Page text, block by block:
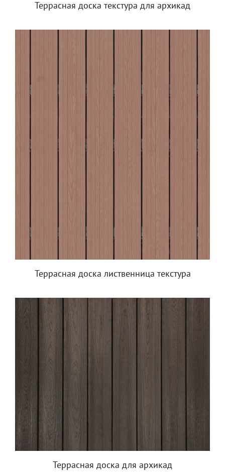
Террасная доска текстура для архикад
Террасная доска лиственница текстура
Террасная доска для архикад